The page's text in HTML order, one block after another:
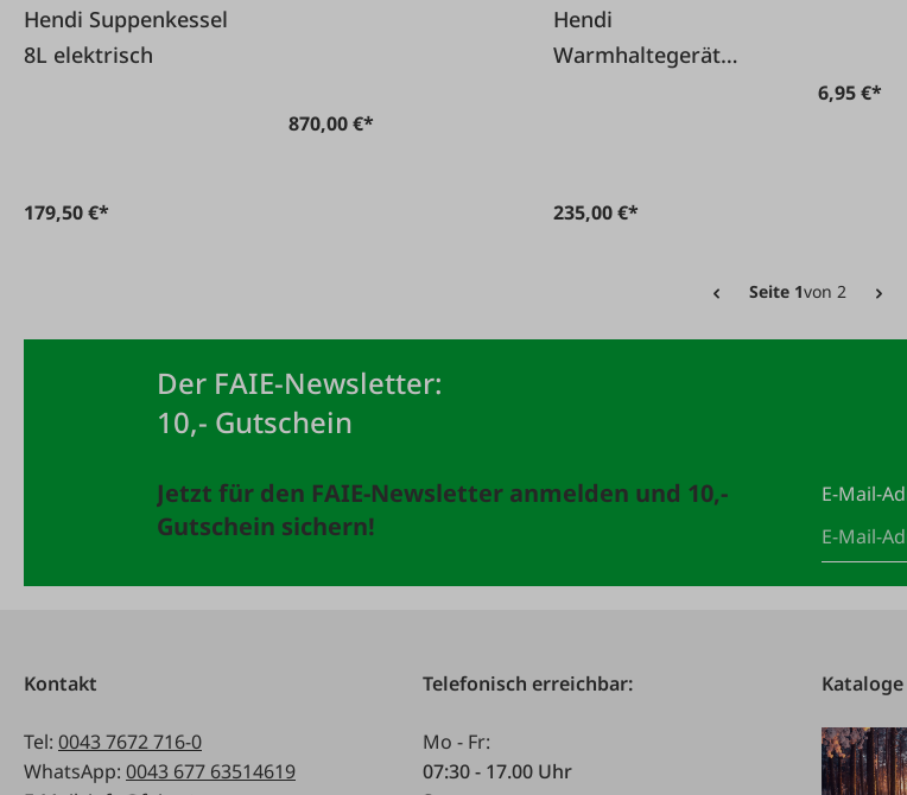
Hendi Suppenkessel
8L elektrisch
179,50 €*
870,00 €*
Hendi
Warmhaltegerät
235,00 €*
6,95 €*
Seite 1von 2
Der FAIE-Newsletter:
10,- Gutschein
Jetzt für den FAIE-Newsletter anmelden und 10,-
Gutschein sichern!
E-Mail-
Kontakt
Tel: 0043 7672 716-0
WhatsApp: 0043 677 63514619
Telefonisch erreichbar:
Mo - Fr:
07:30 - 17.00 Uhr
Kataloge